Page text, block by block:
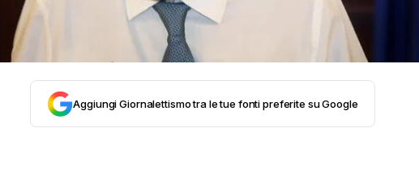
Aggiungi Giornalettismo tra le tue fonti preferite su Google